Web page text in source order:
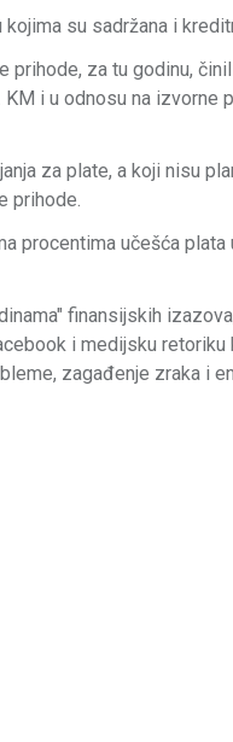
su sadržana i
prihode, za tu godinu,
i u odnosu na izvorne
za plate, a koji nisu
prihode.
procentima učešća plata
finansijskih
i medijsku retoriku
zagađenje zraka i